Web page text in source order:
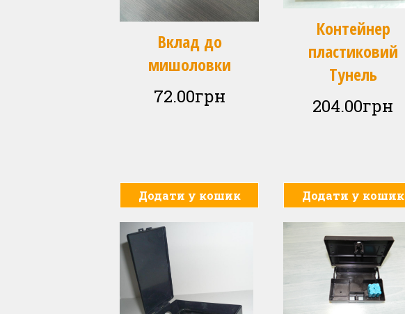
Вклад до
мишоловки
72.00грн
Додати у кошик
Контейнер
пластиковий
Тунель
204.00грн
Додати у кошик